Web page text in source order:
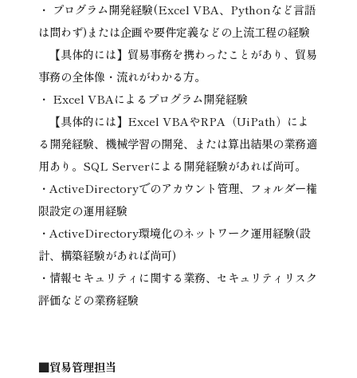
・ プログラム開発経験(Excel VBA、Pythonなど言語
は問わず)または企画や要件定義などの上流工程の経験
【具体的には】貿易事務を携わったことがあり、貿易
事務の全体像・流れがわかる方。
・ Excel VBAによるプログラム開発経験
【具体的には】Excel VBAやRPA（UiPath）によ
る開発経験、機械学習の開発、または算出結果の業務適
用あり。SQL Serverによる開発経験があれば尚可。
・ActiveDirectoryでのアカウント管理、フォルダー権
限設定の運用経験
・ActiveDirectory環境化のネットワーク運用経験(設
計、構築経験があれば尚可)
・情報セキュリティに関する業務、セキュリティリスク
評価などの業務経験
■貿易管理担当